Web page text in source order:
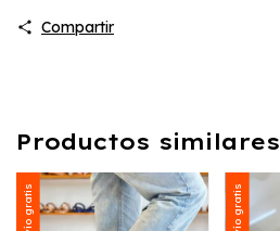
Compartir
Productos similares
Envío gratis Envío gratis